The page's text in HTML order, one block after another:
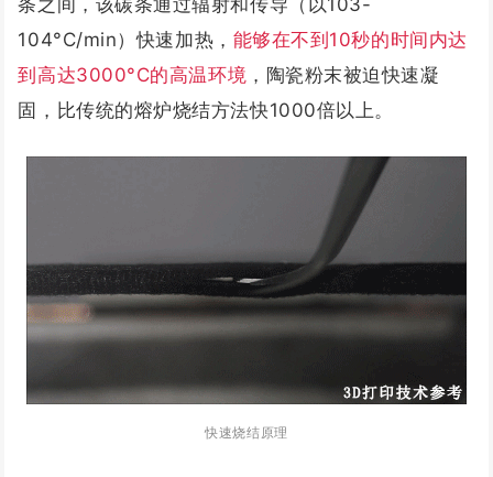
104°C/min）快速加热， 能够在不到10秒的时间内达
到高达3000°C的高温环境 ，陶瓷粉末被迫快速凝
固，比传统的熔炉烧结方法快1000倍以上。
快速烧结原理